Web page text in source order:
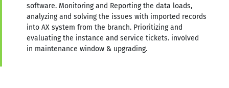
software. Monitoring and Reporting the data loads,
analyzing and solving the issues with imported records
into AX system from the branch. Prioritizing and
evaluating the instance and service tickets. involved
in maintenance window & upgrading.